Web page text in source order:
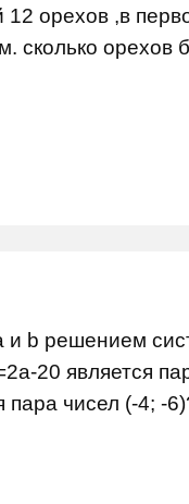
орехов ,в
сколько орехов
и b решением
20 является
пара чисел (-4; -